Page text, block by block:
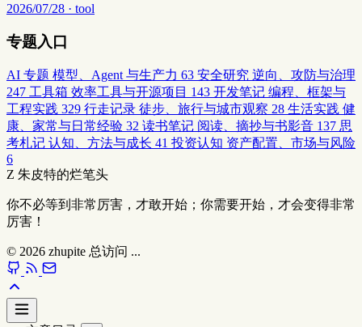
2026/07/28 · tool
专题入口
AI 专题 模型、Agent 与生产力 63 安全研究 逆向、攻防与治理
247 工具箱 效率工具与开源项目 143 开发笔记 编程、框架与
工程实践 329 行走记录 徒步、旅行与城市观察 28 生活实践 健
康、家常与日常经验 32 读书笔记 阅读、摘抄与书影音 137 思
考札记 认知、方法与成长 41 投资认知 资产配置、市场与风险
6
Z 朱皮特的烂笔头
你不必等到非常厉害，才敢开始；你需要开始，才会变得非常
厉害！
© 2026 zhupite 总访问 ...